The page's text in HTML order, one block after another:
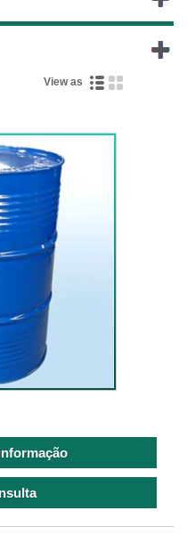
View as